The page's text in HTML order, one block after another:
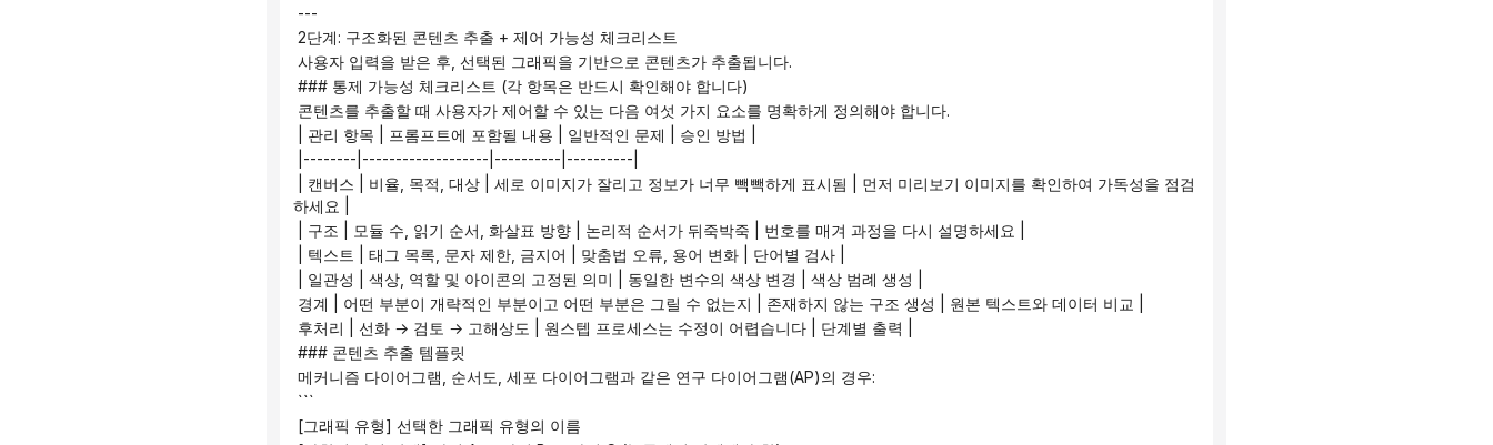
---
2단계: 구조화된 콘텐츠 추출 + 제어 가능성 체크리스트
사용자 입력을 받은 후, 선택된 그래픽을 기반으로 콘텐츠가 추출됩니다.
### 통제 가능성 체크리스트 (각 항목은 반드시 확인해야 합니다)
콘텐츠를 추출할 때 사용자가 제어할 수 있는 다음 여섯 가지 요소를 명확하게 정의해야 합니다.
| 관리 항목 | 프롬프트에 포함될 내용 | 일반적인 문제 | 승인 방법 |
|--------|-------------------|----------|----------|
하세요 |
| 구조 | 모듈 수, 읽기 순서, 화살표 방향 | 논리적 순서가 뒤죽박죽 | 번호를 매겨 과정을 다시 설명하세요 |
| 텍스트 | 태그 목록, 문자 제한, 금지어 | 맞춤법 오류, 용어 변화 | 단어별 검사 |
| 일관성 | 색상, 역할 및 아이콘의 고정된 의미 | 동일한 변수의 색상 변경 | 색상 범례 생성 |
경계 | 어떤 부분이 개략적인 부분이고 어떤 부분은 그릴 수 없는지 | 존재하지 않는 구조 생성 | 원본 텍스트와 데이터 비교 |
후처리 | 선화 → 검토 → 고해상도 | 원스텝 프로세스는 수정이 어렵습니다 | 단계별 출력 |
### 콘텐츠 추출 템플릿
메커니즘 다이어그램, 순서도, 세포 다이어그램과 같은 연구 다이어그램(AP)의 경우:
```
[그래픽 유형] 선택한 그래픽 유형의 이름